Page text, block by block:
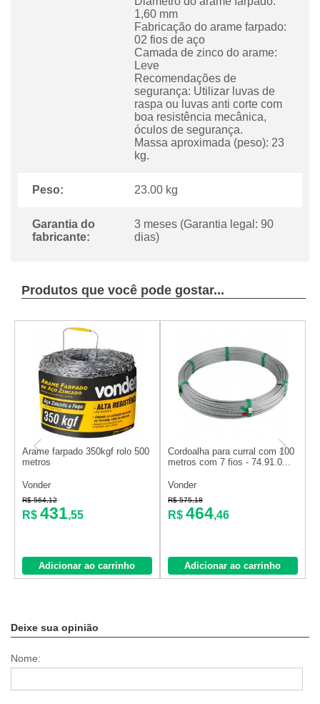
1,60 mm
Fabricação do arame farpado:
02 fios de aço
Camada de zinco do arame:
Leve
Recomendações de
segurança: Utilizar luvas de
raspa ou luvas anti corte com
boa resistência mecânica,
óculos de segurança.
Massa aproximada (peso): 23
kg.
Peso: 23.00 kg
Garantia do
fabricante:
3 meses (Garantia legal: 90
dias)
Produtos que você pode gostar...
Arame farpado 350kgf rolo 500
metros
Vonder
R$ 564,12
R$ 431,55
Adicionar ao carrinho
Cordoalha para curral com 100
metros com 7 fios - 74.91.0...
Vonder
R$ 575,18
R$ 464,46
Adicionar ao carrinho
Deixe sua opinião
Nome: